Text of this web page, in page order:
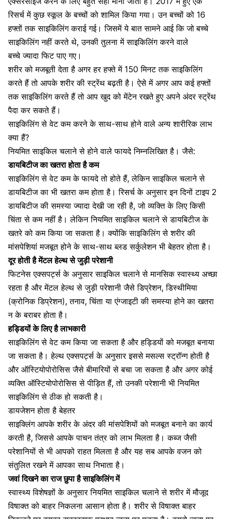
रिसर्च में कुछ स्कूल के बच्चों को शामिल किया गया। उन बच्चों को 16
हफ्तों तक साइकिलिंग कराई गई। जिसमें ये बात सामने आई कि जो बच्चे
साइकिलिंग नहीं करते थे, उनकी तुलना में साइकिलिंग करने वाले
बच्चेज्यादा फिट पाए गए।
शरीर को मजबूती देता है अगर हर हफ्ते में 150 मिनट तक साइकिलिंग
करते हैं तो आपकेशरीर की स्ट्रेंथ बढ़ती है । ऐसे में अगर आप कई हफ्तों
तक साइकिलिंग करते हैं तो आप खुद को मेंटेन रखते हुए अपने अंदर स्ट्रेंथ
पैदा कर सकते हैं।
साइकिलिंग से वेट कम करने के साथ-साथ होने वाले अन्य शारीरिक लाभ
क्या हैं?
नियमित साइकिल चलाने से होने वाले फायदे निम्नलिखित है। जैसे:
डायबिटीज का खतरा होता है कम
साइकिलिंग से वेट कम के फायदे तो होते हैं, लेकिन साइकिल चलाने से
डायबिटीज का भी खतरा कम होता है। रिसर्च के अनुसार इन दिनों टाइप 2
डायबिटीज की समस्या ज्यादा देखी जा रही है, जो व्यक्ति के लिए किसी
चिंता से कम नहीं है। लेकिन नियमित साइकिल चलाने से डायबिटीज के
खतरे को कम किया जा सकता है। क्योंकि साइकिलिंग से शरीर की
मांसपेशियां मजबूत होने के साथ-साथ ब्लड सर्कुलेशन भी बेहतर होता है।
दूर होती है मेंटल हेल्थ से जुड़ी परेशानी
फिटनेस एक्सपर्ट्स के अनुसार साइकिल चलाने से मानसिक स्वास्थ्य अच्छा
रहता है और मेंटल हेल्थ से जुड़ी परेशानी जैसे डिप्रेशन,डिस्थीमिया
(क्रोनिक डिप्रेशन), तनाव, चिंता या एंग्जाइटी की समस्या होने का खतरा
न के बराबर होता है।
हड्डियों के लिए है लाभकारी
साइकिलिंग से वेट कम किया जा सकता है और हड्डियों को मजबूत बनाया
जा सकता है। हेल्थ एक्सपर्ट्स के अनुसार इससे मसल्स स्ट्रॉन्ग होती है
और ऑस्टियोपोरोसिस जैसे बीमारियों से बचा जा सकता है और अगर कोई
व्यक्ति ऑस्टियोपोरोसिस से पीड़ित हैं, तो उनकी परेशानी भी नियमित
साइकिलिंग से ठीक हो सकती है।
डायजेशन होता है बेहतर
साइक्लिंग आपके शरीर के अंदर की मांसपेशियों को मजबूत बनाने का कार्य
करती है, जिससे आपके पाचन तंत्र को लाभ मिलता है। कब्ज जैसी
परेशानियों से भी आपको राहत मिलता है और यह सब आपके वजन को
संतुलित रखने में आपका साथ निभाता है।
जवां दिखने का राज छुपा है साइकिलिंग में
स्वास्थ्य विशेषज्ञों के अनुसार नियमित साइकिल चलाने से शरीर में मौजूद
विषाक्त को बाहर निकलना आसान होता है। शरीर से विषाक्त बाहर